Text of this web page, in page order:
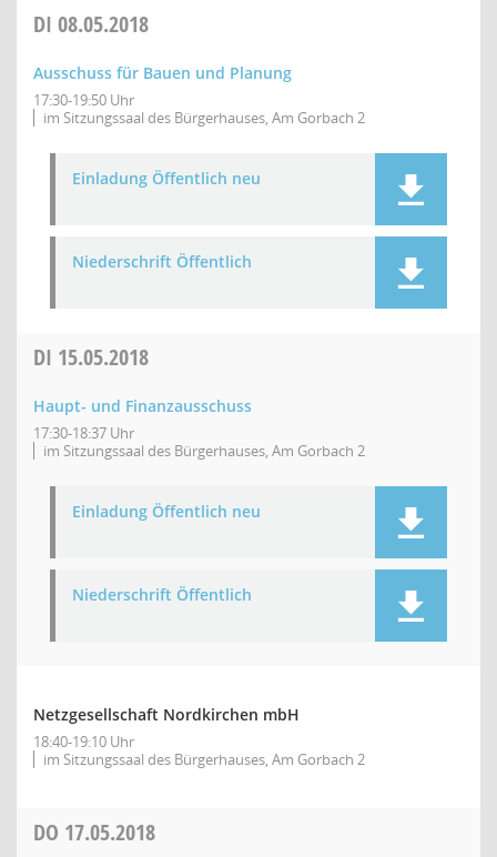
DI 08.05.2018
Ausschuss für Bauen und Planung
17:30-19:50 Uhr
im Sitzungssaal des Bürgerhauses, Am Gorbach 2
Einladung Öffentlich neu
Niederschrift Öffentlich
DI 15.05.2018
Haupt- und Finanzausschuss
17:30-18:37 Uhr
im Sitzungssaal des Bürgerhauses, Am Gorbach 2
Einladung Öffentlich neu
Niederschrift Öffentlich
Netzgesellschaft Nordkirchen mbH
18:40-19:10 Uhr
im Sitzungssaal des Bürgerhauses, Am Gorbach 2
DO 17.05.2018